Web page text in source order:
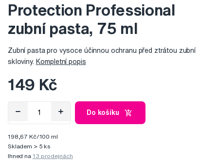
Protection Professional
zubní pasta, 75 ml
Zubní pasta pro vysoce účinnou ochranu před ztrátou zubní
skloviny. Kompletní popis
149 Kč
Do košíku
198,67 Kč/100 ml
Skladem > 5 ks
Ihned na 13 prodejnách